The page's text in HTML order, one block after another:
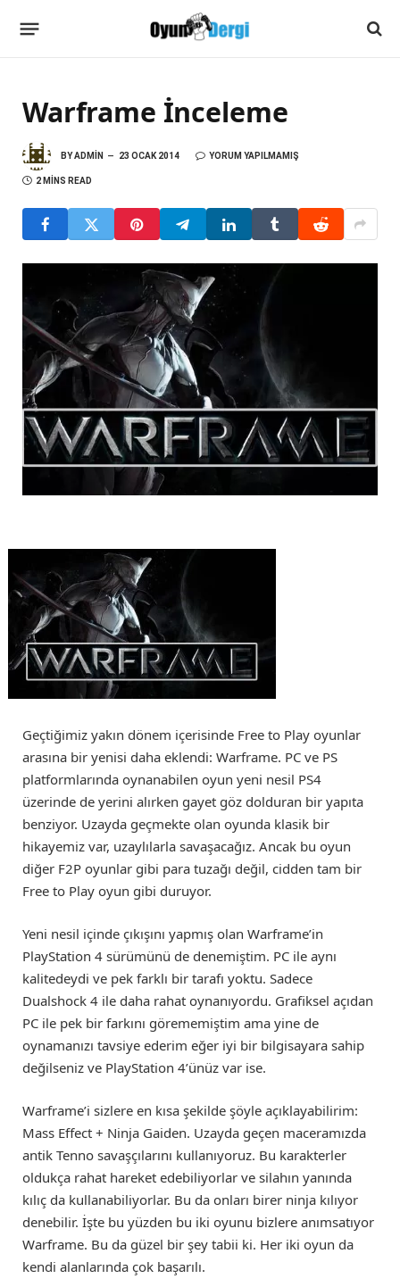
Warframe İnceleme
BYADMIN 23 OCAK 2014 YORUM YAPILMAMIŞ
2 MINS READ
Geçtiğimiz yakın dönem içerisinde Free to Play oyunlar
arasına bir yenisi daha eklendi: Warframe. PC ve PS
platformlarında oynanabilen oyun yeni nesil PS4
üzerinde de yerini alırken gayet göz dolduran bir yapıta
benziyor. Uzayda geçmekte olan oyunda klasik bir
hikayemiz var, uzaylılarla savaşacağız. Ancak bu oyun
diğer F2P oyunlar gibi para tuzağı değil, cidden tam bir
Free to Play oyun gibi duruyor.
Yeni nesil içinde çıkışını yapmış olan Warframe’in
PlayStation 4 sürümünü de denemiştim. PC ile aynı
kalitedeydi ve pek farklı bir tarafı yoktu. Sadece
Dualshock 4 ile daha rahat oynanıyordu. Grafiksel açıdan
PC ile pek bir farkını görememiştim ama yine de
oynamanızı tavsiye ederim eğer iyi bir bilgisayara sahip
değilseniz ve PlayStation 4’ünüz var ise.
Warframe’i sizlere en kısa şekilde şöyle açıklayabilirim:
Mass Effect + Ninja Gaiden. Uzayda geçen maceramızda
antik Tenno savaşçılarını kullanıyoruz. Bu karakterler
oldukça rahat hareket edebiliyorlar ve silahın yanında
kılıç da kullanabiliyorlar. Bu da onları birer ninja kılıyor
denebilir. İşte bu yüzden bu iki oyunu bizlere anımsatıyor
Warframe. Bu da güzel bir şey tabii ki. Her iki oyun da
kendi alanlarında çok başarılı.